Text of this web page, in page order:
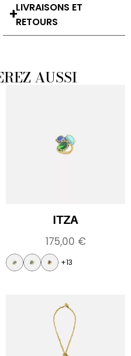
LIVRAISONS ET
RETOURS
AUSSI
ITZA
175,00 €
+13